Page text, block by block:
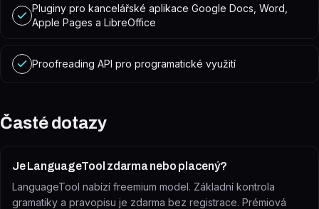
Pluginy pro kancelářské aplikace Google Docs, Word,
Apple Pages a LibreOffice
Proofreading API pro programatické využití
Časté dotazy
Je LanguageTool zdarma nebo placený?
LanguageTool nabízí freemium model. Základní kontrola
gramatiky a pravopisu je zdarma bez registrace. Prémiová